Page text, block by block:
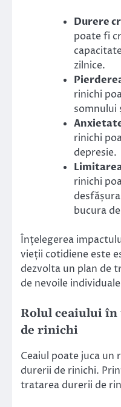
Durere
poate fi
zilnice.
rinichi
somnului
rinichi
depresie.
rinichi
bucura
Înțelegerea
vieții cotidiene este
dezvolta un plan de
de nevoile
Rolul ceaiului
de rinichi
Ceaiul poate juca
durerii de rinichi.
tratarea durerii de